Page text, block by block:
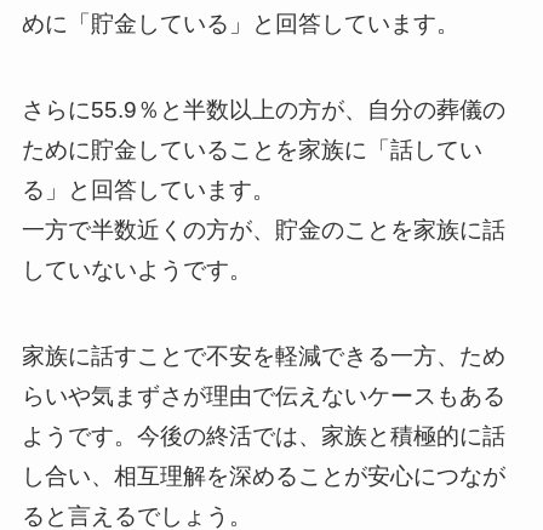
めに「貯金している」と回答しています。
さらに55.9％と半数以上の方が、自分の葬儀の
ために貯金していることを家族に「話してい
る」と回答しています。
一方で半数近くの方が、貯金のことを家族に話
していないようです。
家族に話すことで不安を軽減できる一方、ため
らいや気まずさが理由で伝えないケースもある
ようです。今後の終活では、家族と積極的に話
し合い、相互理解を深めることが安心につなが
ると言えるでしょう。